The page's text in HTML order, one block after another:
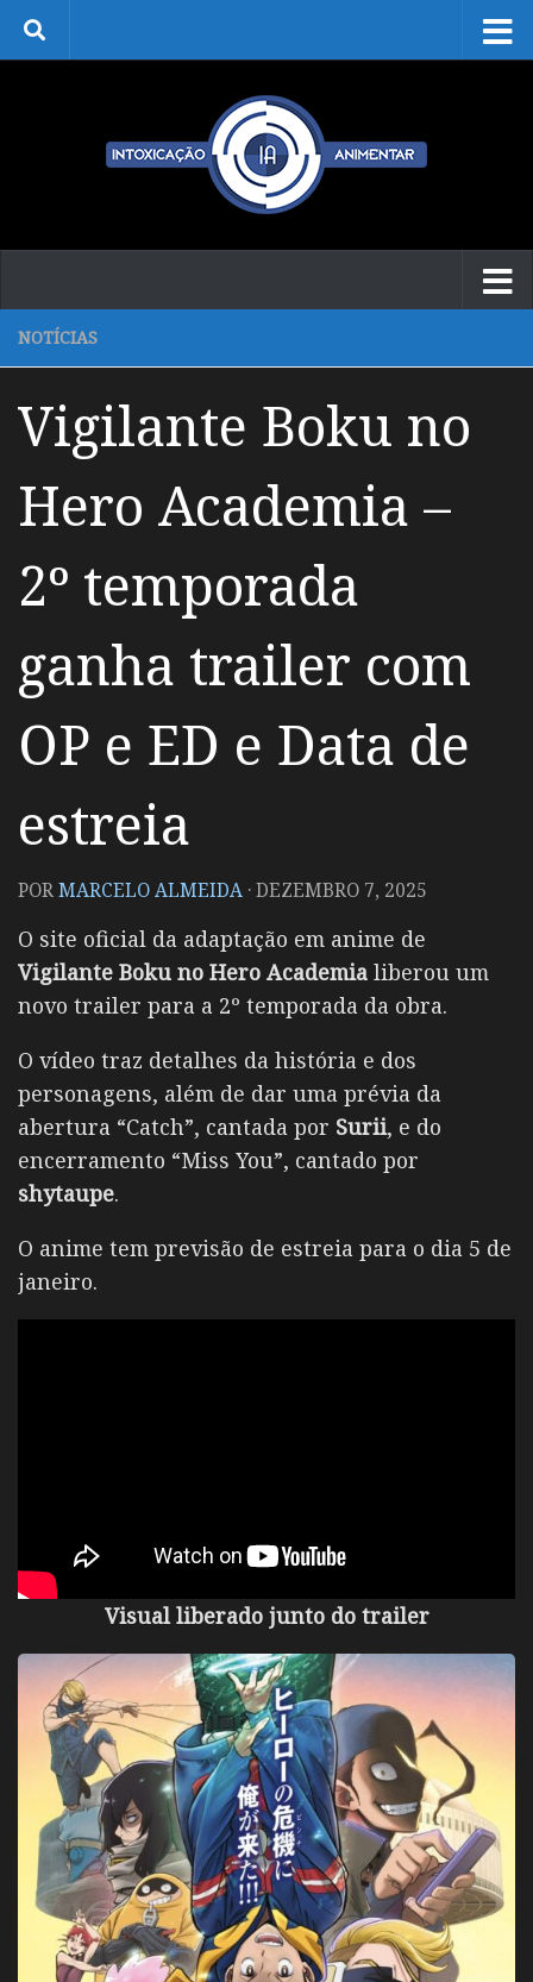
Skip to content
NOTÍCIAS
Vigilante Boku no
Hero Academia –
2º temporada
ganha trailer com
OP e ED e Data de
estreia
PORMARCELO ALMEIDA ·DEZEMBRO 7, 2025
O site oficial da adaptação em anime de
Vigilante Boku no Hero Academia liberou um
novo trailer para a 2º temporada da obra.
O vídeo traz detalhes da história e dos
personagens, além de dar uma prévia da
abertura “Catch”, cantada por Surii, e do
encerramento “Miss You”, cantado por
shytaupe.
O anime tem previsão de estreia para o dia 5 de
janeiro.
Visual liberado junto do trailer